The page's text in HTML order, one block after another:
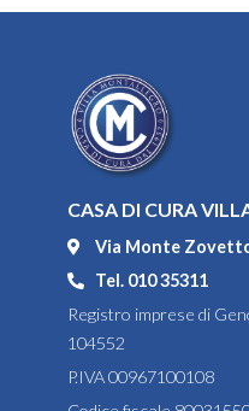
CASA DI CURA
Via Monte
Tel. 010 35311
Registro imprese di
104552
P.IVA 00967100108